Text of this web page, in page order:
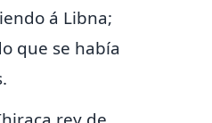
á Libna;
que se había